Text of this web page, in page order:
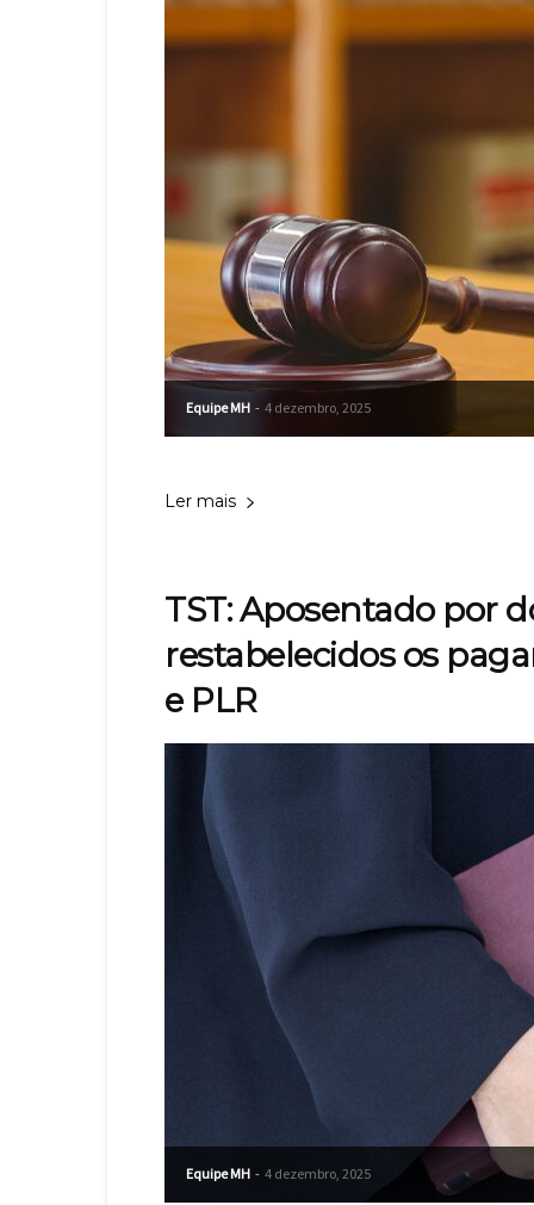
Equipe MH - 4 dezembro, 2025
Ler mais
TST: Aposentado por
restabelecidos os
e PLR
Equipe MH - 4 dezembro, 2025